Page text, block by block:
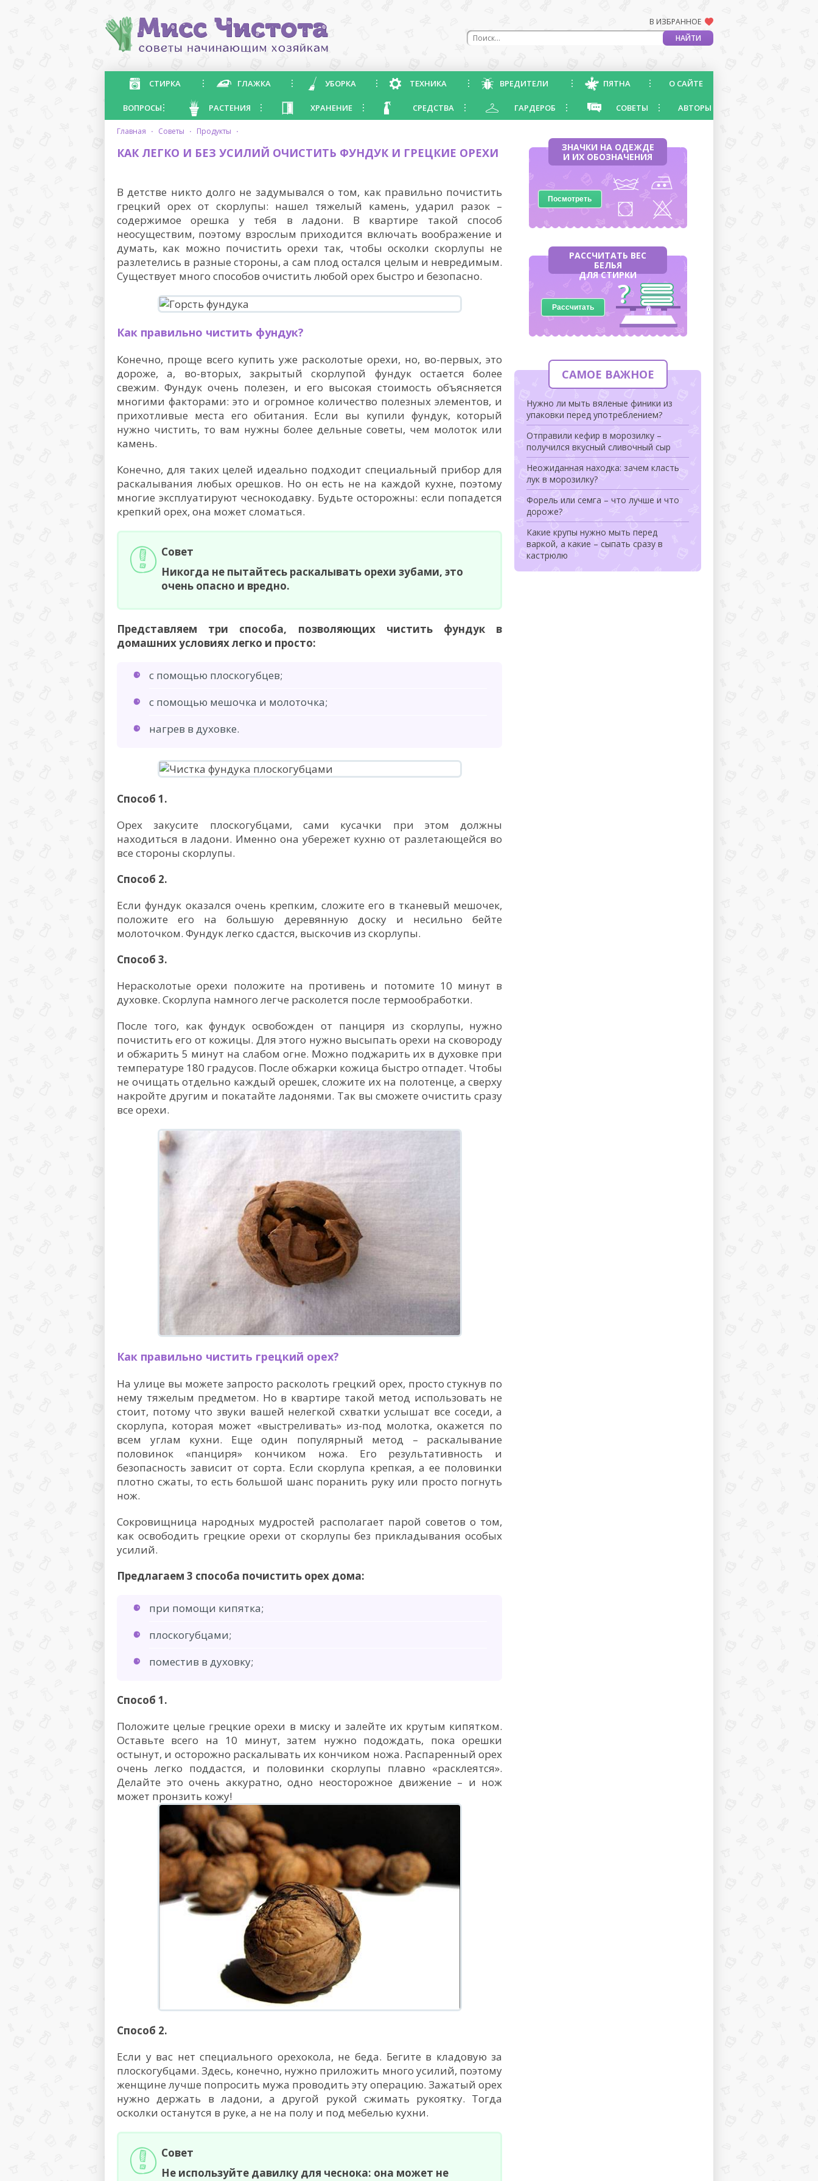
В ИЗБРАННОЕ
СТИРКА ГЛАЖКА УБОРКА ТЕХНИКА ВРЕДИТЕЛИ ПЯТНА О САЙТЕ
ВОПРОСЫ РАСТЕНИЯ ХРАНЕНИЕ СРЕДСТВА ГАРДЕРОБ СОВЕТЫ АВТОРЫ
главная · советы · продукты ·
КАК ЛЕГКО И БЕЗ УСИЛИЙ ОЧИСТИТЬ ФУНДУК И ГРЕЦКИЕ ОРЕХИ
В детстве никто долго не задумывался о том, как правильно почистить
грецкий орех от скорлупы: нашел тяжелый камень, ударил разок –
содержимое орешка у тебя в ладони. В квартире такой способ
неосуществим, поэтому взрослым приходится включать воображение и
думать, как можно почистить орехи так, чтобы осколки скорлупы не
разлетелись в разные стороны, а сам плод остался целым и невредимым.
Существует много способов очистить любой орех быстро и безопасно.
Как правильно чистить фундук?
Конечно, проще всего купить уже расколотые орехи, но, во-первых, это
дороже, а, во-вторых, закрытый скорлупой фундук остается более
свежим. Фундук очень полезен, и его высокая стоимость объясняется
многими факторами: это и огромное количество полезных элементов, и
прихотливые места его обитания. Если вы купили фундук, который
нужно чистить, то вам нужны более дельные советы, чем молоток или
камень.
Конечно, для таких целей идеально подходит специальный прибор для
раскалывания любых орешков. Но он есть не на каждой кухне, поэтому
многие эксплуатируют чеснокодавку. Будьте осторожны: если попадется
крепкий орех, она может сломаться.
Совет
Никогда не пытайтесь раскалывать орехи зубами, это
очень опасно и вредно.
Представляем три способа, позволяющих чистить фундук в
домашних условиях легко и просто:
с помощью плоскогубцев;
с помощью мешочка и молоточка;
нагрев в духовке.
Способ 1.
Орех закусите плоскогубцами, сами кусачки при этом должны
находиться в ладони. Именно она убережет кухню от разлетающейся во
все стороны скорлупы.
Способ 2.
Если фундук оказался очень крепким, сложите его в тканевый мешочек,
положите его на большую деревянную доску и несильно бейте
молоточком. Фундук легко сдастся, выскочив из скорлупы.
Способ 3.
Нерасколотые орехи положите на противень и потомите 10 минут в
духовке. Скорлупа намного легче расколется после термообработки.
После того, как фундук освобожден от панциря из скорлупы, нужно
почистить его от кожицы. Для этого нужно высыпать орехи на сковороду
и обжарить 5 минут на слабом огне. Можно поджарить их в духовке при
температуре 180 градусов. После обжарки кожица быстро отпадет. Чтобы
не очищать отдельно каждый орешек, сложите их на полотенце, а сверху
накройте другим и покатайте ладонями. Так вы сможете очистить сразу
все орехи.
Как правильно чистить грецкий орех?
На улице вы можете запросто расколоть грецкий орех, просто стукнув по
нему тяжелым предметом. Но в квартире такой метод использовать не
стоит, потому что звуки вашей нелегкой схватки услышат все соседи, а
скорлупа, которая может «выстреливать» из-под молотка, окажется по
всем углам кухни. Еще один популярный метод – раскалывание
половинок «панциря» кончиком ножа. Его результативность и
безопасность зависит от сорта. Если скорлупа крепкая, а ее половинки
плотно сжаты, то есть большой шанс поранить руку или просто погнуть
нож.
Сокровищница народных мудростей располагает парой советов о том,
как освободить грецкие орехи от скорлупы без прикладывания особых
усилий.
Предлагаем 3 способа почистить орех дома:
при помощи кипятка;
плоскогубцами;
поместив в духовку;
Способ 1.
Положите целые грецкие орехи в миску и залейте их крутым кипятком.
Оставьте всего на 10 минут, затем нужно подождать, пока орешки
остынут, и осторожно раскалывать их кончиком ножа. Распаренный орех
очень легко поддастся, и половинки скорлупы плавно «расклеятся».
Делайте это очень аккуратно, одно неосторожное движение – и нож
может пронзить кожу!
Способ 2.
Если у вас нет специального орехокола, не беда. Бегите в кладовую за
плоскогубцами. Здесь, конечно, нужно приложить много усилий, поэтому
женщине лучше попросить мужа проводить эту операцию. Зажатый орех
нужно держать в ладони, а другой рукой сжимать рукоятку. Тогда
осколки останутся в руке, а не на полу и под мебелью кухни.
Совет
Не используйте давилку для чеснока: она может не
ЗНАЧКИ НА ОДЕЖДЕ
И ИХ ОБОЗНАЧЕНИЯ
Посмотреть
РАССЧИТАТЬ ВЕС
БЕЛЬЯ
ДЛЯ СТИРКИ
Рассчитать
САМОЕ ВАЖНОЕ
Нужно ли мыть вяленые финики из
упаковки перед употреблением?
Отправили кефир в морозилку –
получился вкусный сливочный сыр
Неожиданная находка: зачем класть
лук в морозилку?
Форель или семга – что лучше и что
дороже?
Какие крупы нужно мыть перед
варкой, а какие – сыпать сразу в
кастрюлю